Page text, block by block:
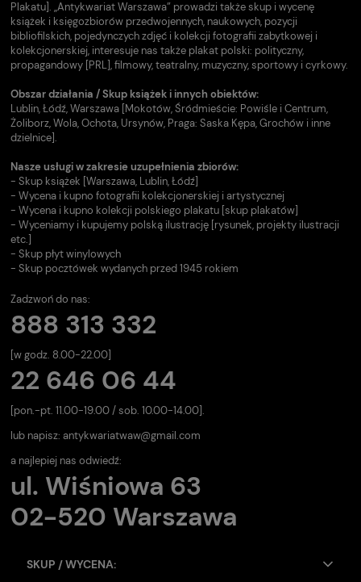
Plakatu]. „Antykwariat Warszawa” prowadzi także skup i wycenę
książek i księgozbiorów przedwojennych, naukowych, pozycji
bibliofilskich, pojedynczych zdjęć i kolekcji fotografii zabytkowej i
kolekcjonerskiej, interesuje nas także plakat polski: polityczny,
propagandowy [PRL], filmowy, teatralny, muzyczny, sportowy i cyrkowy.
Obszar działania / Skup książek i innych obiektów:
Lublin, Łódź, Warszawa [Mokotów, Śródmieście: Powiśle i Centrum,
Żoliborz, Wola, Ochota, Ursynów, Praga: Saska Kępa, Grochów i inne
dzielnice].
Nasze usługi w zakresie uzupełnienia zbiorów:
- Skup książek [Warszawa, Lublin, Łódź]
- Wycena i kupno fotografii kolekcjonerskiej i artystycznej
- Wycena i kupno kolekcji polskiego plakatu [skup plakatów]
- Wyceniamy i kupujemy polską ilustrację [rysunek, projekty ilustracji
etc.]
- Skup płyt winylowych
- Skup pocztówek wydanych przed 1945 rokiem
Zadzwoń do nas:
888 313 332
[w godz. 8.00-22.00]
22 646 06 44
[pon.-pt. 11.00-19.00 / sob. 10.00-14.00].
lub napisz: antykwariatwaw@gmail.com
a najlepiej nas odwiedź:
ul. Wiśniowa 63
02-520 Warszawa
SKUP / WYCENA: